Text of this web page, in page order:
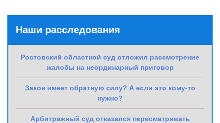
Наши расследования
Ростовский областной суд отложил рассмотрение
жалобы на неординарный приговор
Закон имеет обратную силу? А если это кому-то
нужно?
Арбитражный суд отказался пересматривать